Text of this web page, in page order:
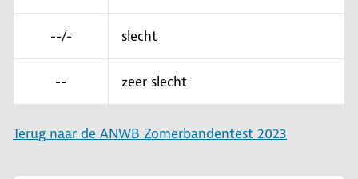
--/- slecht
-- zeer slecht
Terug naar de ANWB Zomerbandentest 2023